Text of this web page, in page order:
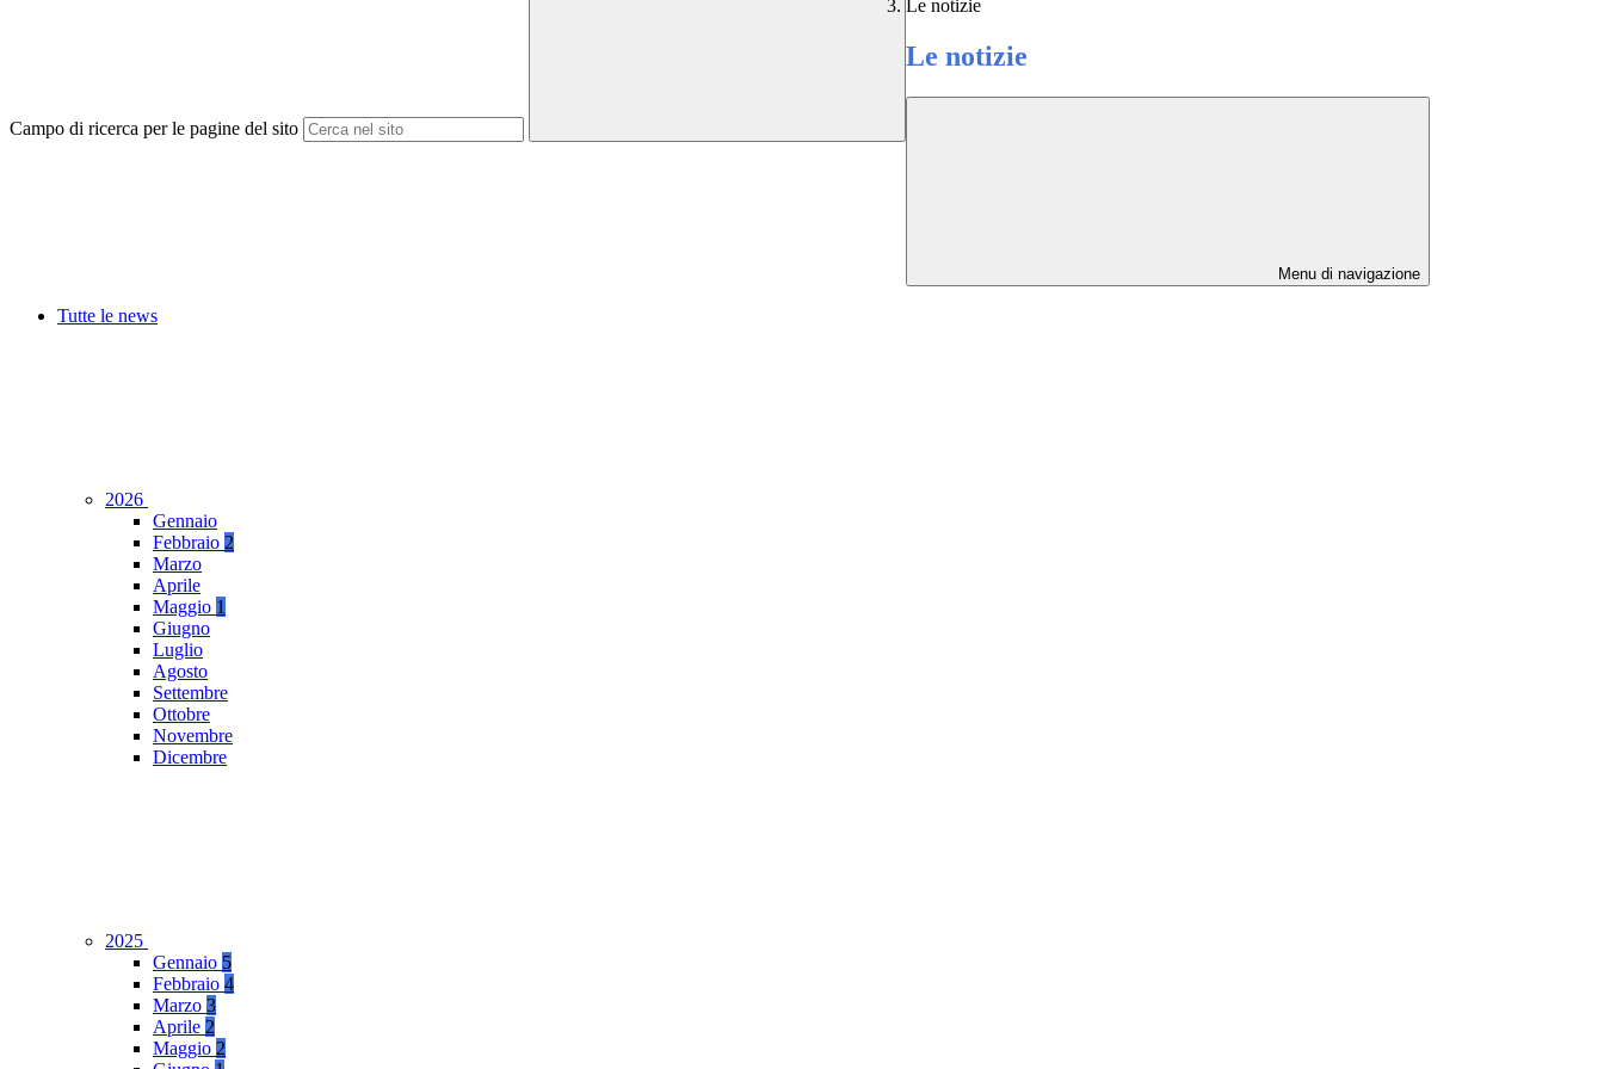
Campo di ricerca per le pagine del sito
Le notizie
Le notizie
Menu di navigazione
Tutte le news
2026
Gennaio
Febbraio 2
Marzo
Aprile
Maggio 1
Giugno
Luglio
Agosto
Settembre
Ottobre
Novembre
Dicembre
2025
Gennaio 5
Febbraio 4
Marzo 3
Aprile 2
Maggio 2